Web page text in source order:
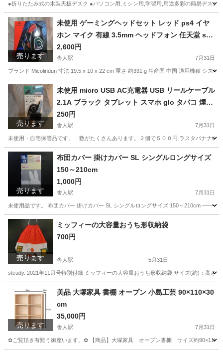
●折りたたみ式の木製天板デスク ●パソコン用,ミシン用,学習用,用途多彩の簡易デス
東京 足立区 舎人駅 デスク
売ります
未使用 ゲーミングヘッドセット レッド ps4 イヤ
ホン マイク 有線 3.5mm ヘッドフォン 任天堂 swi
tch ps4 PC Skype 等対応可 マイク付き
2,600円
舎人駅 7月31日
ブランド Micolindun 寸法 19.5 x 10 x 22 cm 重さ 約331 g 生産国 中国 適用機種 シス
東京 足立区 舎人駅 マイク
売ります
未使用 micro USB AC充電器 USB リールケーブル
2.1A ブラック タブレット スマホ glo タバコ 煙草
携帯 黒 マイクロ
250円
舎人駅 7月31日
未使用・自宅保管品です。 数がたくさんあります。２個で５００円 ラスタバナナの
東京 足立区 舎人駅 携帯アクセサリー USB
売ります
布団カバー 掛けカバー SL シングルロングサイズ
150～210cm
1,000円
舎人駅 7月31日
未使用品です。 布団カバー 掛けカバー SL シングルロングサイズ 150～210cm
東京 足立区 寝具 布団カバー
売ります
ミッフィーの大容量おうち形収納袋
700円
舎人駅 5月31日
steady. 2021年11月号特別付録 ミッフィーの大容量おうち形収納袋 サイズ(約)：高
足立区 舎人駅 バッグ ミッフィー
売ります
美品 大塚家具 書棚 オープン 小島工芸 90×110×30
cm
35,000円
舎人駅 7月31日
✿ご覧頂き有難う御座います。✿ 【商品】大塚家具 オープン書棚 サイズ約